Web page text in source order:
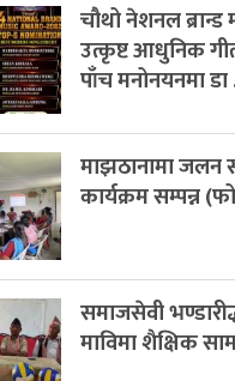
चौथो नेशनल ब्रान्ड
उत्कृष्ट आधुनिक
पाँच मनोनयनमा
माझठानामा जलन
कार्यक्रम सम्पन्न
समाजसेवी
माविमा शैक्षिक